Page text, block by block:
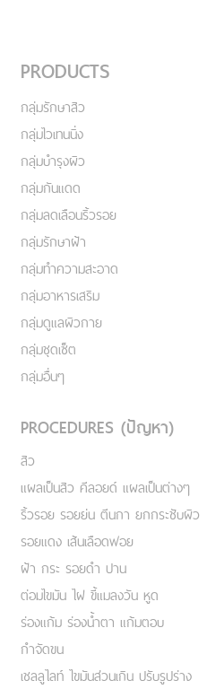
PRODUCTS
กลุ่มรักษาสิว
กลุ่มไวเทนนิ่ง
กลุ่มบำรุงผิว
กลุ่มกันแดด
กลุ่มลดเลือนริ้วรอย
กลุ่มรักษาฝ้า
กลุ่มทำความสะอาด
กลุ่มอาหารเสริม
กลุ่มดูแลผิวกาย
กลุ่มชุดเซ็ต
กลุ่มอื่นๆ
PROCEDURES (ปัญหา)
สิว
แผลเป็นสิว คีลอยด์ แผลเป็นต่างๆ
ริ้วรอย รอยย่น ตีนกา ยกกระชับผิว
รอยแดง เส้นเลือดฟอย
ฝ้า กระ รอยดำ ปาน
ต่อมไขมัน ไฝ ขี้แมลงวัน หูด
ร่องแก้ม ร่องน้ำตา แก้มตอบ
กำจัดขน
เชลลูไลท์ ไขมันส่วนเกิน ปรับรูปร่าง